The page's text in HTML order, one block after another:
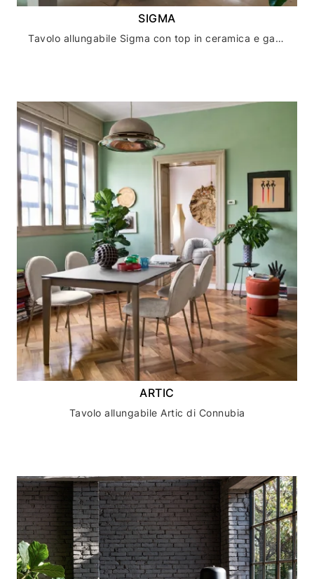
SIGMA
Tavolo allungabile Sigma con top in ceramica e gambe in legno di Connubia
ARTIC
Tavolo allungabile Artic di Connubia